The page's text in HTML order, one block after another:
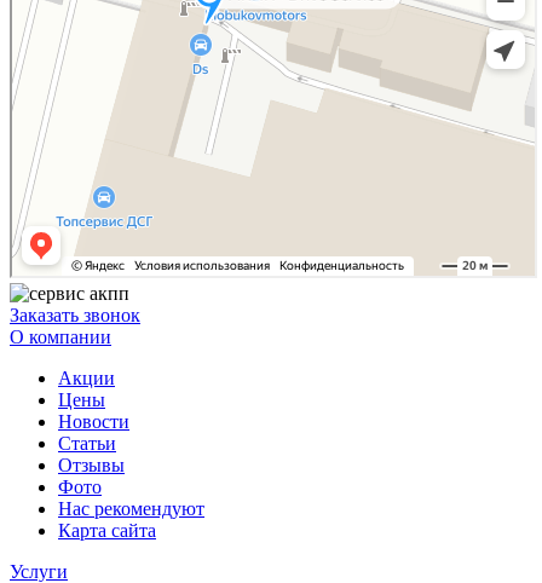
Заказать звонок
О компании
Акции
Цены
Новости
Статьи
Отзывы
Фото
Нас рекомендуют
Карта сайта
Услуги